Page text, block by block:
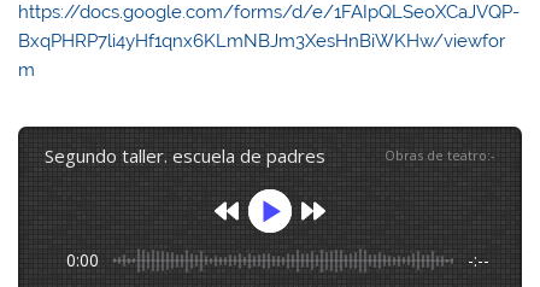
https://docs.google.com/forms/d/e/1FAIpQLSeoXCaJVQP-
BxqPHRP7li4yHf1qnx6KLmNBJm3XesHnBiWKHw/viewfor
m
segundo taller. escuela de padres Obras de teatro:-
0:00 -:--